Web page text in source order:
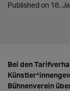
Published on 18.
Bei den
Bühnenverein